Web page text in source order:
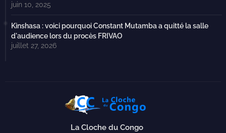
juin 10, 2025
Kinshasa : voici pourquoi Constant Mutamba a quitté la salle
d'audience lors du procès FRIVAO
juillet 27, 2026
La Cloche du Congo